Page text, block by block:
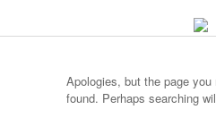
Apologies, but the page
found. Perhaps searching